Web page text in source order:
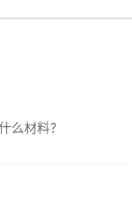
么材料？